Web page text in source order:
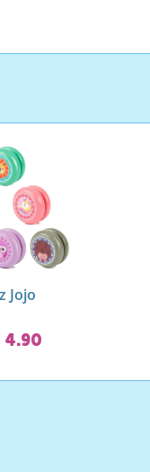
Jojo
4.90